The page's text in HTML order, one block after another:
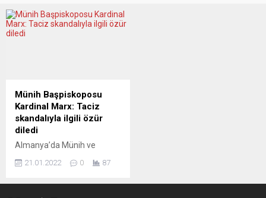
Münih Başpiskoposu
Kardinal Marx: Taciz
skandalıyla ilgili özür
diledi
Almanya’da Münih ve
Kardinal Reinhard Marx,
21.01.2022 0 87